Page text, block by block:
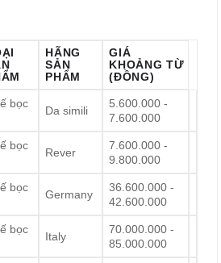
HÃNG
SẢN
PHẨM
GIÁ
KHOẢNG TỪ
(ĐỒNG)
bọc
Da simili
5.600.000 -
7.600.000
bọc
Rever
7.600.000 -
9.800.000
bọc
Germany
36.600.000 -
42.600.000
bọc
Italy
70.000.000 -
85.000.000